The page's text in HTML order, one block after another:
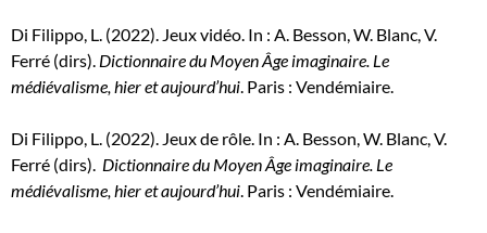
Di Filippo, L. (2022). Jeux vidéo. In : A. Besson, W. Blanc, V.
Ferré (dirs). Dictionnaire du Moyen Âge imaginaire. Le
médiévalisme, hier et aujourd’hui. Paris : Vendémiaire.
Di Filippo, L. (2022). Jeux de rôle. In : A. Besson, W. Blanc, V.
Ferré (dirs). Dictionnaire du Moyen Âge imaginaire. Le
médiévalisme, hier et aujourd’hui. Paris : Vendémiaire.